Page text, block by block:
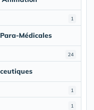
1
Médicales
24
1
1